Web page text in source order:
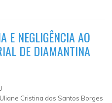
E NEGLIGÊNCIA AO
DE DIAMANTINA
Cristina dos Santos Borges